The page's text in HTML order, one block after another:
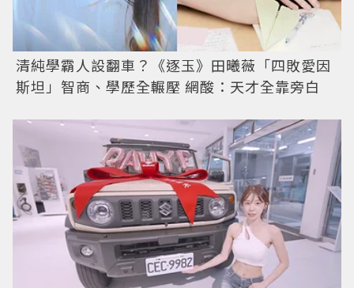
清純學霸人設翻車？《逐玉》田曦薇「四敗愛因
斯坦」智商、學歷全輾壓 網酸：天才全靠旁白